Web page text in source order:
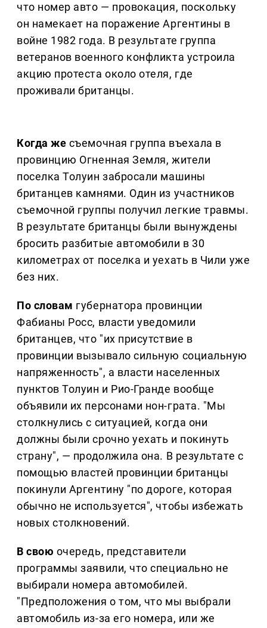
что номер авто — провокация, поскольку
он намекает на поражение Аргентины в
войне 1982 года. В результате группа
ветеранов военного конфликта устроила
акцию протеста около отеля, где
проживали британцы.
Когда же съемочная группа въехала в
провинцию Огненная Земля, жители
поселка Толуин забросали машины
британцев камнями. Один из участников
съемочной группы получил легкие травмы.
В результате британцы были вынуждены
бросить разбитые автомобили в 30
километрах от поселка и уехать в Чили уже
без них.
По словам губернатора провинции
Фабианы Росс, власти уведомили
британцев, что "их присутствие в
провинции вызывало сильную социальную
напряженность", а власти населенных
пунктов Толуин и Рио-Гранде вообще
объявили их персонами нон-грата. "Мы
столкнулись с ситуацией, когда они
должны были срочно уехать и покинуть
страну", — продолжила она. В результате с
помощью властей провинции британцы
покинули Аргентину "по дороге, которая
обычно не используется", чтобы избежать
новых столкновений.
В свою очередь, представители
программы заявили, что специально не
выбирали номера автомобилей.
"Предположения о том, что мы выбрали
автомобиль из-за его номера, или же